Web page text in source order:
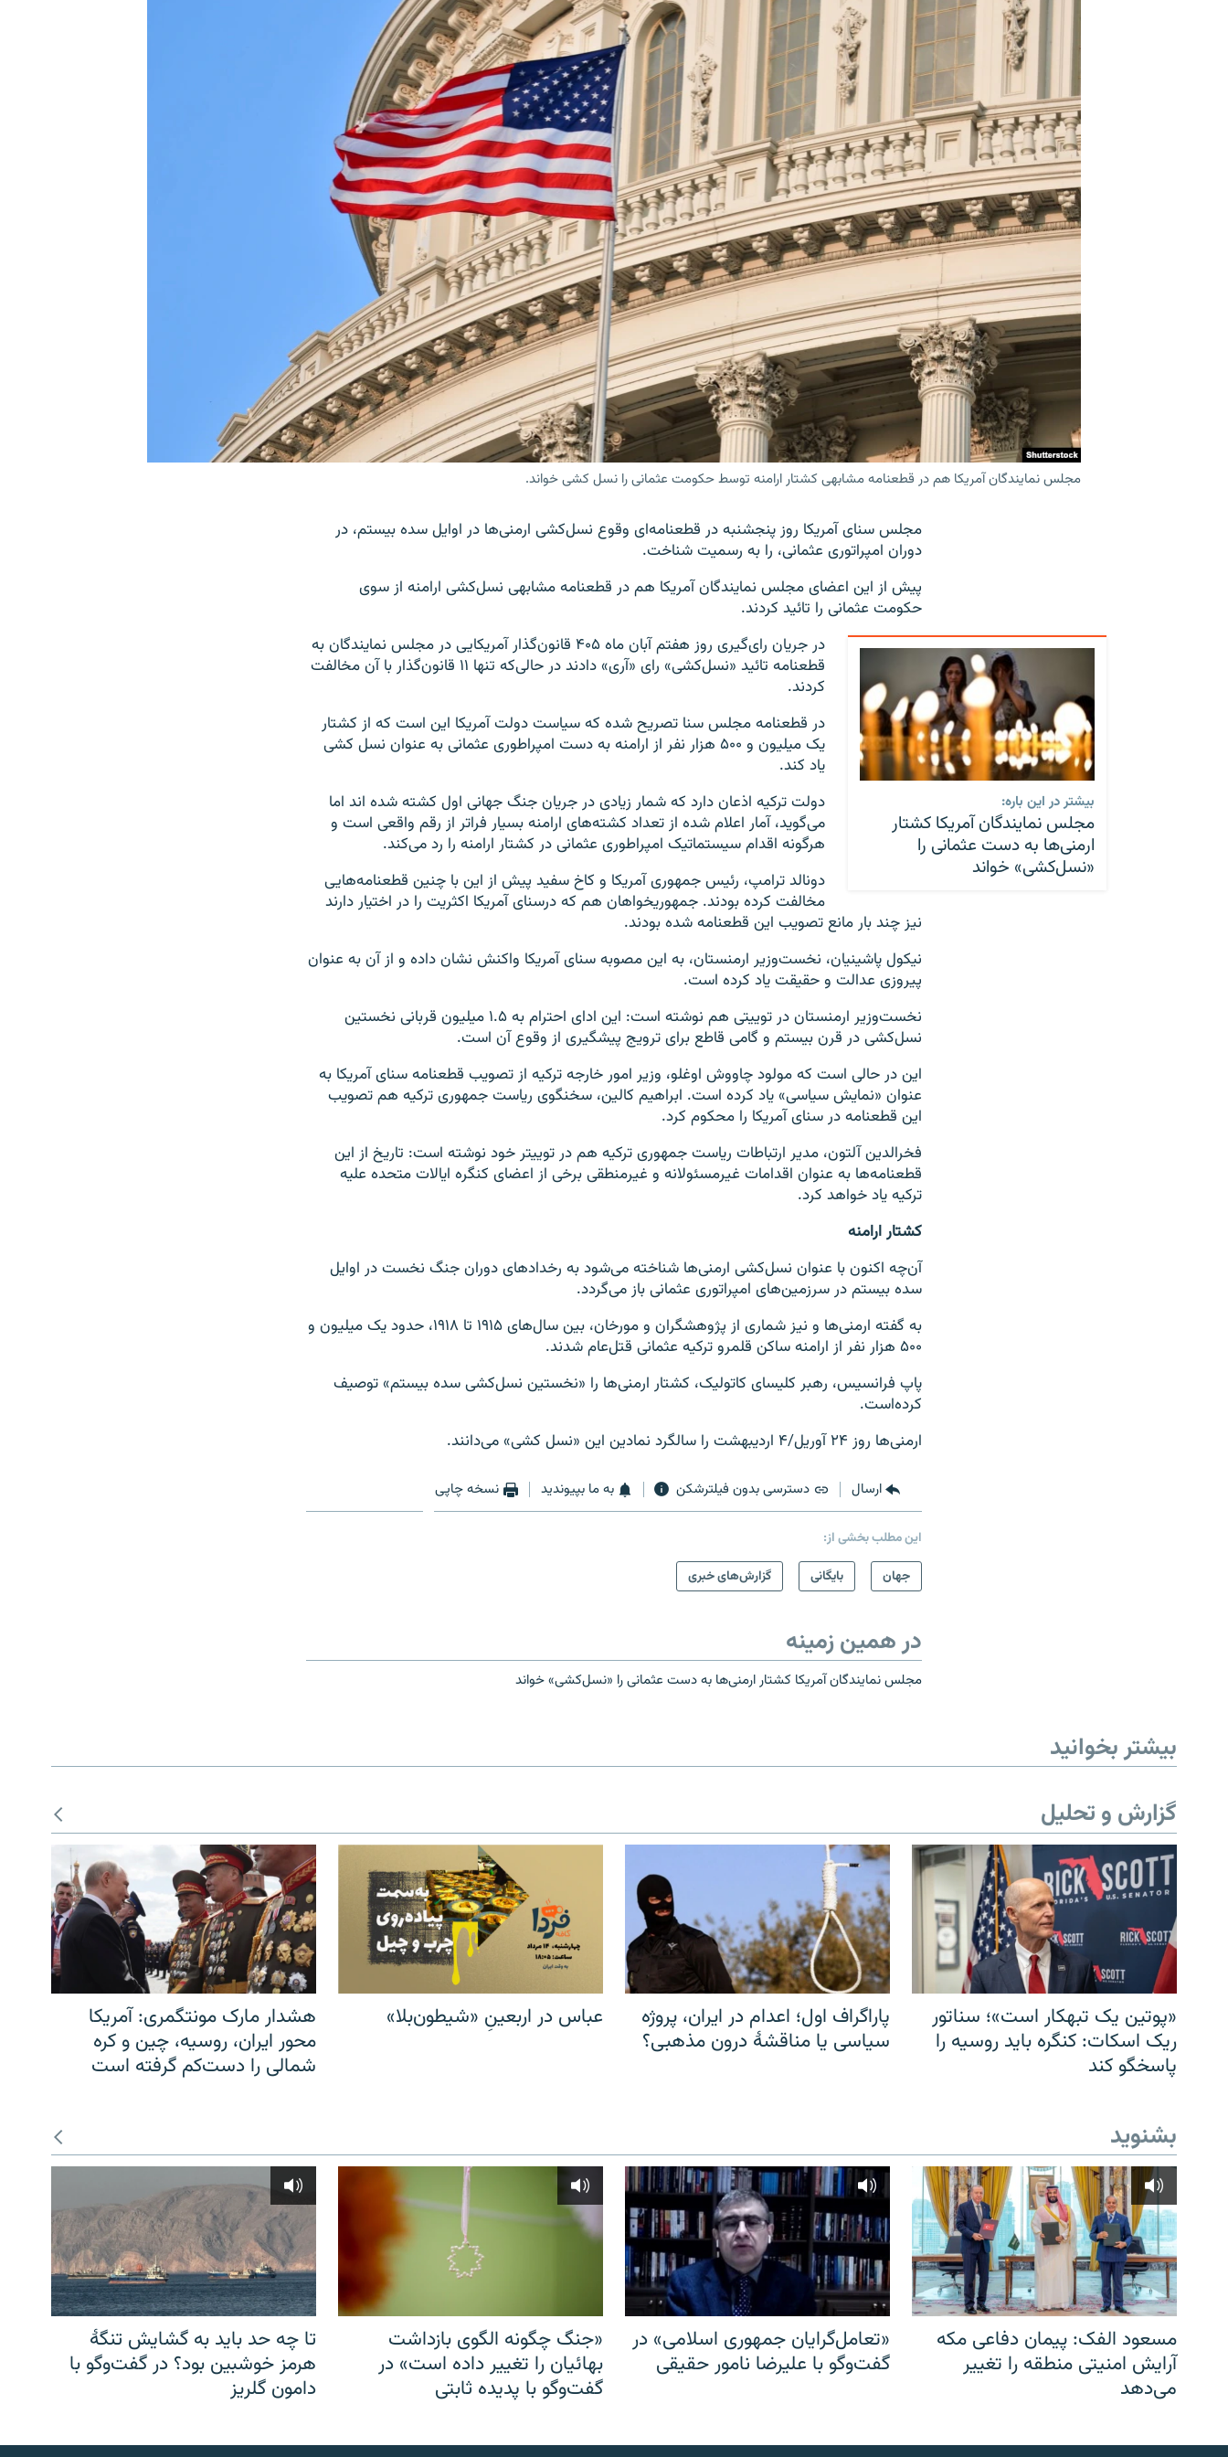
مجلس نمایندگان آمریکا هم در قطعنامه‌ مشابهی کشتار ارامنه توسط حکومت عثمانی را نسل کشی خواند.
مجلس سنای آمریکا روز پنجشنبه در قطعنامه‌ای وقوع نسل‌کشی ارمنی‌ها در اوایل سده بیستم، در
دوران امپراتوری عثمانی، را به رسمیت شناخت.
پیش از این اعضای مجلس نمایندگان آمریکا هم در قطعنامه‌ مشابهی نسل‌کشی ارامنه از سوی
حکومت عثمانی را تائید کردند.
بیشتر در این باره:
مجلس نمایندگان آمریکا کشتار
ارمنی‌ها به دست عثمانی را
«نسل‌کشی» خواند
در جریان رای‌گیری روز هفتم آبان ماه ۴۰۵ قانون‌گذار آمریکایی در مجلس نمایندگان به
قطعنامه تائید «نسل‌کشی» رای «آری» دادند در حالی‌که تنها ۱۱ قانون‌گذار با آن مخالفت
کردند.
در قطعنامه مجلس سنا تصریح شده که سیاست دولت آمریکا این است که از کشتار
یک میلیون و ۵۰۰ هزار نفر از ارامنه به دست امپراطوری عثمانی به عنوان نسل کشی
یاد کند.
دولت ترکیه اذعان دارد که شمار زیادی در جریان جنگ جهانی اول کشته شده اند اما
می‌گوید، آمار اعلام شده از تعداد کشته‌های ارامنه بسیار فراتر از رقم واقعی است و
هرگونه اقدام سیستماتیک امپراطوری عثمانی در کشتار ارامنه را رد می‌کند.
دونالد ترامپ، رئیس جمهوری آمریکا و کاخ سفید پیش از این با چنین قطعنامه‌هایی
مخالفت کرده بودند. جمهوریخواهان هم که درسنای آمریکا اکثریت را در اختیار دارند
نیز چند بار مانع تصویب این قطعنامه شده بودند.
نیکول پاشینیان، نخست‌وزیر ارمنستان، به این مصوبه سنای آمریکا واکنش نشان داده و از آن به عنوان
پیروزی عدالت و حقیقت یاد کرده است.
نخست‌وزیر ارمنستان در توییتی هم نوشته است: این ادای احترام به ۱.۵ میلیون قربانی نخستین
نسل‌کشی در قرن بیستم و گامی قاطع برای ترویج پیشگیری از وقوع آن است.
این در حالی است که مولود چاووش اوغلو، وزیر امور خارجه ترکیه از تصویب قطعنامه سنای آمریکا به
عنوان «نمایش سیاسی» یاد کرده است. ابراهیم کالین، سخنگوی ریاست جمهوری ترکیه هم تصویب
این قطعنامه در سنای آمریکا را محکوم کرد.
فخرالدین آلتون، مدیر ارتباطات ریاست جمهوری ترکیه هم در توییتر خود نوشته است: تاریخ از این
قطعنامه‌ها به عنوان اقدامات غیرمسئولانه و غیرمنطقی برخی از اعضای کنگره ایالات متحده علیه
ترکیه یاد خواهد کرد.
کشتار ارامنه
آن‌چه اکنون با عنوان نسل‌کشی ارمنی‌ها شناخته می‌شود به رخدادهای دوران جنگ نخست در اوایل
سده بیستم در سرزمین‌های امپراتوری عثمانی باز می‌گردد.
به گفته ارمنی‌ها و نیز شماری از پژوهشگران و مورخان، بین سال‌های ۱۹۱۵ تا ۱۹۱۸، حدود يک ميليون و
۵۰۰ هزار نفر از ارامنه ساکن قلمرو ترکيه عثمانی قتل‌عام شدند.
پاپ فرانسیس، رهبر کلیسای کاتولیک، کشتار ارمنی‌ها را «نخستین نسل‌کشی سده بیستم» توصیف
کرده‌است.
ارمنی‌ها روز ۲۴ آوریل/۴ اردیبهشت را سالگرد نمادین اين «نسل کشی» می‌دانند.
ارسال دسترسی بدون فیلترشکن به ما بپیوندید نسخه چاپی
این مطلب بخشی از:
جهان
بایگانی گزارش‌های خبری
در همین زمینه
مجلس نمایندگان آمریکا کشتار ارمنی‌ها به دست عثمانی را «نسل‌کشی» خواند
بیشتر بخوانید
گزارش و تحلیل
«پوتین یک تبهکار است»؛ سناتور
ریک اسکات: کنگره باید روسیه را
پاسخگو کند
پاراگراف اول؛ اعدام در ایران، پروژه
سیاسی یا مناقشهٔ درون مذهبی؟
عباس در اربعینِ «شیطون‌بلا»
هشدار مارک مونتگمری: آمریکا
محور ایران، روسیه، چین و کره
شمالی را دست‌کم گرفته است
بشنوید
مسعود الفک: پیمان دفاعی مکه
آرایش امنیتی منطقه را تغییر
می‌دهد
«تعامل‌گرایان جمهوری اسلامی» در
گفت‌وگو با علیرضا نامور حقیقی
«جنگ چگونه الگوی بازداشت
بهائیان را تغییر داده است» در
گفت‌وگو با پدیده ثابتی
تا چه حد باید به گشایش تنگهٔ
هرمز خوشبین بود؟ در گفت‌وگو با
دامون گلریز